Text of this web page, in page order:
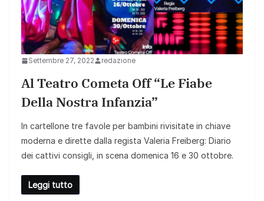
Settembre 27, 2022 redazione
Al Teatro Cometa Off “Le Fiabe
Della Nostra Infanzia”
In cartellone tre favole per bambini rivisitate in chiave
moderna e dirette dalla regista Valeria Freiberg: Diario
dei cattivi consigli, in scena domenica 16 e 30 ottobre.
Leggi tutto